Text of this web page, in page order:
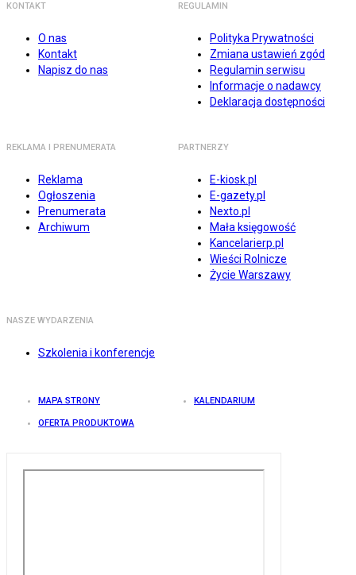
KONTAKT
O nas
Kontakt
Napisz do nas
REGULAMIN
Polityka Prywatności
Zmiana ustawień zgód
Regulamin serwisu
Informacje o nadawcy
Deklaracja dostępności
REKLAMA I PRENUMERATA
Reklama
Ogłoszenia
Prenumerata
Archiwum
PARTNERZY
E-kiosk.pl
E-gazety.pl
Nexto.pl
Mała księgowość
Kancelarierp.pl
Wieści Rolnicze
Życie Warszawy
NASZE WYDARZENIA
Szkolenia i konferencje
MAPA STRONY KALENDARIUM
OFERTA PRODUKTOWA